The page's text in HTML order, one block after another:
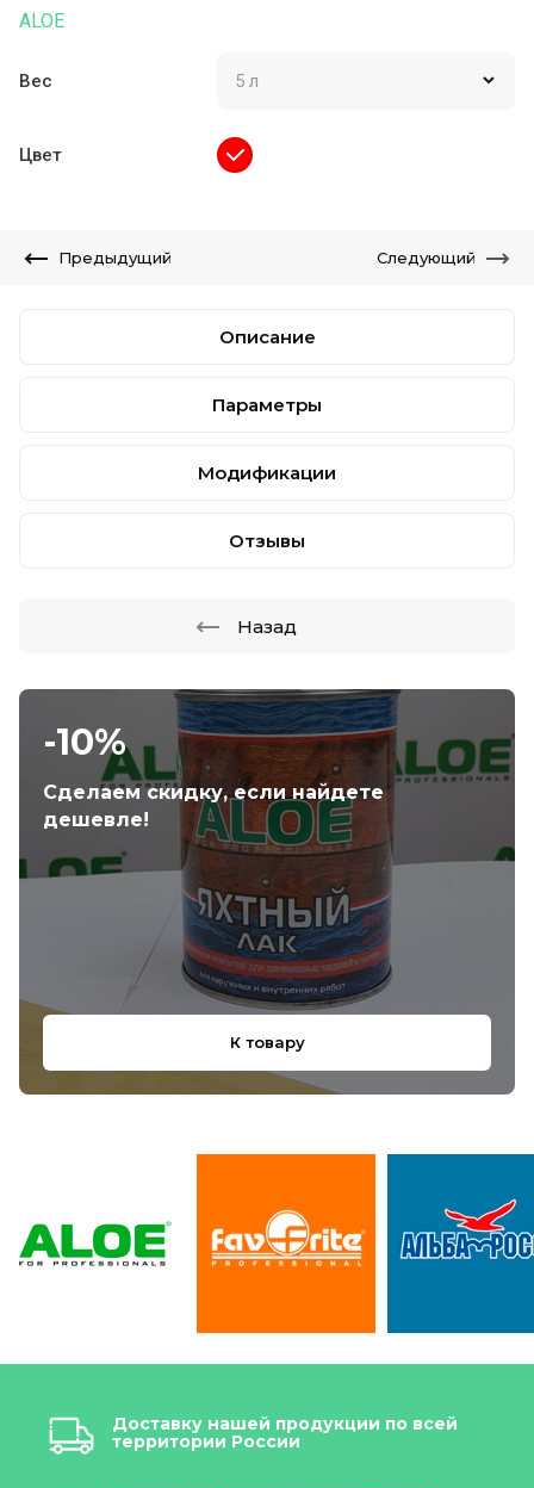
-10%
Сделаем скидку, если найдете
дешевле!
К товару
ALOE
Вес
Цвет
Предыдущий Следующий
Описание
Параметры
Модификации
Отзывы
Назад
Доставку нашей продукции по всей
территории России